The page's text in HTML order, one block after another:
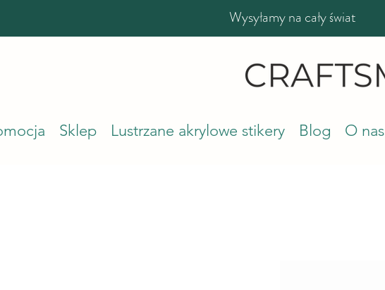
Wysyłamy na cały świat
Sklep Lustrzane akrylowe stikery Blog O nas